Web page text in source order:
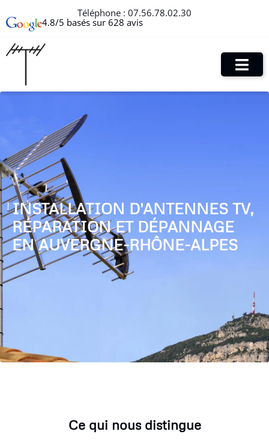
Téléphone : 07.56.78.02.30
4.8/5 basés sur 628 avis
INSTALLATION D'ANTENNES TV,
RÉPARATION ET DÉPANNAGE
EN AUVERGNE-RHÔNE-ALPES
Ce qui nous distingue